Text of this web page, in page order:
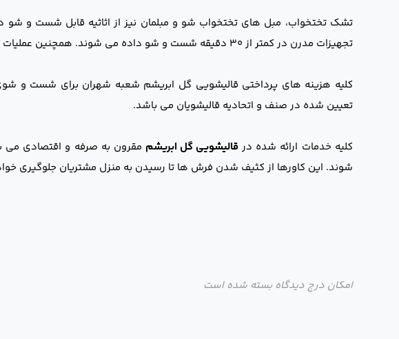
تشک تختخواب، مبل های تختخواب شو و مبلمان نیز از اثاثیه قابل شست و شو
تجهیزات مدرن در کمتر از ۳۰ دقیقه شست و شو داده می شوند. همچنین عملیات مربوط به تعمیر آن ها نیز قابل انجام است.
کلیه هزینه های پرداختی قالیشویی گل ابریشم شعبه شهران برای شست و
تعیین شده در صنف و اتحادیه قالیشویان می باشد.
کلیه خدمات ارائه شده درقالیشویی گل ابریشم مقرون به صرفه و اقتصادی
شوند. این کاورها از کثیف شدن فرش ها تا رسیدن به منزل مشتریان جلوگیری
امکان درج دیدگاه بسته شده است